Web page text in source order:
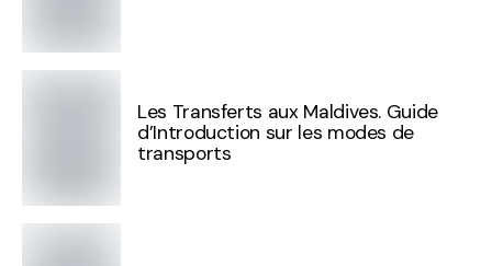
Les Transferts aux Maldives. Guide
d’Introduction sur les modes de
transports